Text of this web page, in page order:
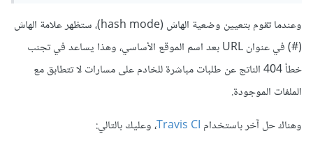
وعندما تقوم بتعيين وضعية الهاش (hash mode)، ستظهر علامة الهاش
(#) في عنوان URL بعد اسم الموقع الأساسي، وهذا يساعد في تجنب
خطأ 404 الناتج عن طلبات مباشرة للخادم على مسارات لا تتطابق مع
الملفات الموجودة.
وهناك حل آخر باستخدامTravis CI
، وعليك بالتالي: